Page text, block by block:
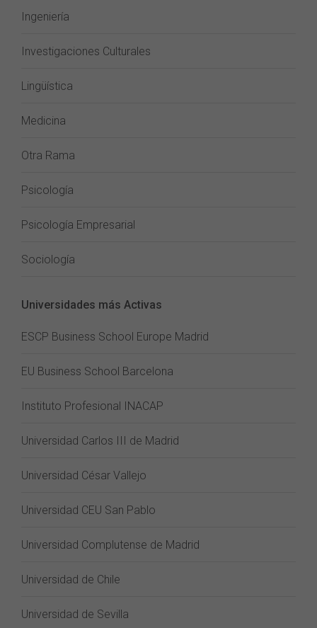
Ingeniería
Investigaciones Culturales
Lingüística
Medicina
Otra Rama
Psicología
Psicología Empresarial
Sociología
Universidades más Activas
ESCP Business School Europe Madrid
EU Business School Barcelona
Instituto Profesional INACAP
Universidad Carlos III de Madrid
Universidad César Vallejo
Universidad CEU San Pablo
Universidad Complutense de Madrid
Universidad de Chile
Universidad de Sevilla